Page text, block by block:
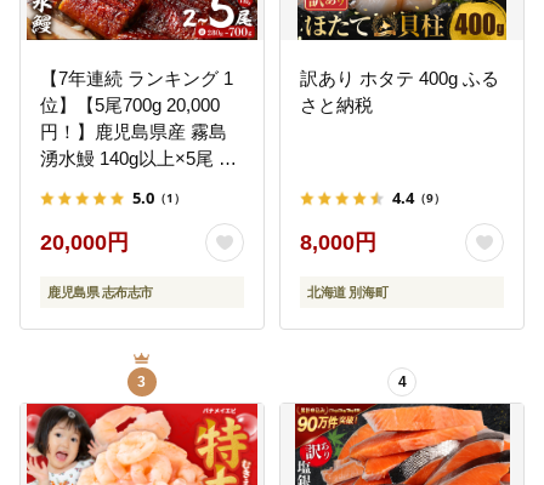
【7年連続 ランキング 1
位】【5尾700g 20,000
円！】鹿児島県産 霧島
湧水鰻 140g以上×5尾 国
5尾 九州産 かばやき 冷
凍 うな重 ひつまぶし タ
レ 山椒 ランキング 人気
b0-219-yy
5.0 （1）
20,000円
鹿児島県 志布志市
訳あり ホタテ 400g ふる
さと納税
4.4（9）
8,000円
北海道 別海町
3 4